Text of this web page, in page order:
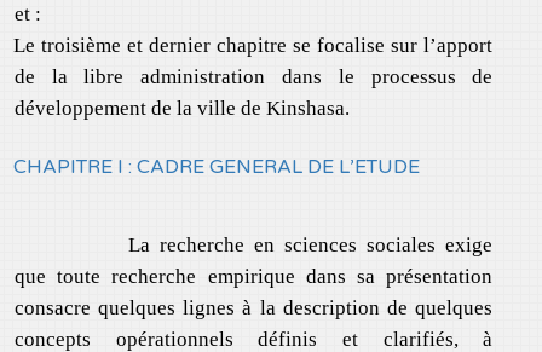
et :
Le troisième et dernier chapitre se focalise sur l’apport
de la libre administration dans le processus de
développement de la ville de Kinshasa.
CHAPITRE I : CADRE GENERAL DE L’ETUDE
La recherche en sciences sociales exige
que toute recherche empirique dans sa présentation
consacre quelques lignes à la description de quelques
concepts opérationnels définis et clarifiés, à